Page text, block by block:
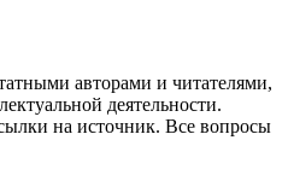
авторами и читателями,
деятельности.
на источник. Все вопросы